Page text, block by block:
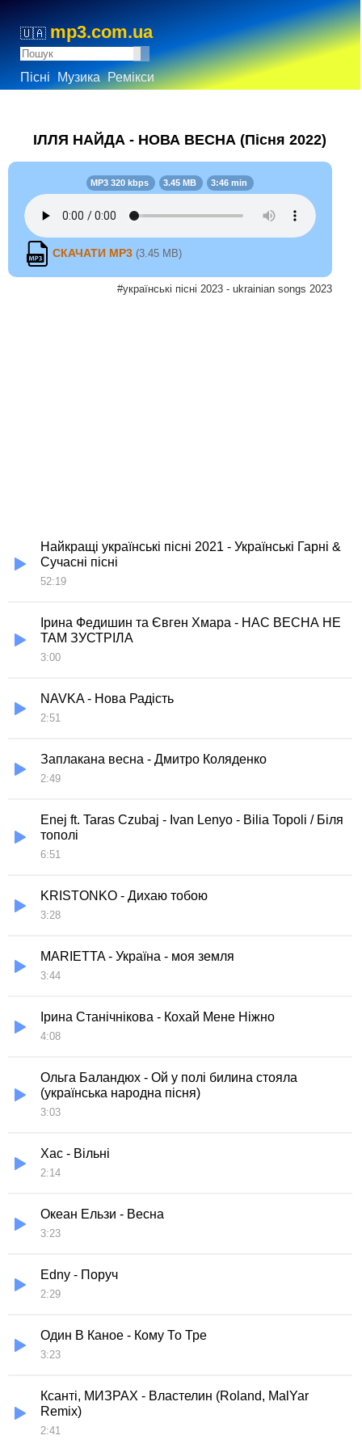
🇺🇦 mp3.com.ua
Пісні Музика Ремікси
ІЛЛЯ НАЙДА - НОВА ВЕСНА (Пісня 2022)
MP3 320 kbps 3.45 MB 3:46 min
СКАЧАТИ MP3 (3.45 MB)
#українські пісні 2023 - ukrainian songs 2023
Найкращі українські пісні 2021 - Українські Гарні &
Сучасні пісні
52:19
Ірина Федишин та Євген Хмара - НАС ВЕСНА НЕ
ТАМ ЗУСТРІЛА
3:00
NAVKA - Нова Радість
2:51
Заплакана весна - Дмитро Коляденко
2:49
Enej ft. Taras Czubaj - Ivan Lenyo - Bilia Topoli / Біля
тополі
6:51
KRISTONKO - Дихаю тобою
3:28
MARIETTA - Україна - моя земля
3:44
Ірина Станічнікова - Кохай Мене Ніжно
4:08
Ольга Баландюх - Ой у полі билина стояла
(українська народна пісня)
3:03
Хас - Вільні
2:14
Океан Ельзи - Весна
3:23
Edny - Поруч
2:29
Один В Каное - Кому То Тре
3:23
Ксанті, МИЗРАХ - Властелин (Roland, MalYar
Remix)
2:41